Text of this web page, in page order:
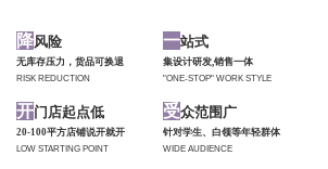
降风险
无库存压力，货品可换退
RISK REDUCTION
一站式
集设计研发,销售一体
"ONE-STOP" WORK STYLE
开门店起点低
20-100平方店铺说开就开
LOW STARTING POINT
受众范围广
针对学生、白领等年轻群体
WIDE AUDIENCE